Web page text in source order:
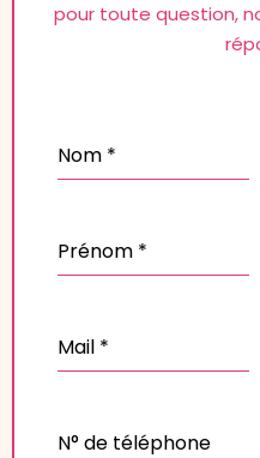
pour toute question,
Nom *
Prénom *
Mail *
N° de téléphone
NANTEUIL